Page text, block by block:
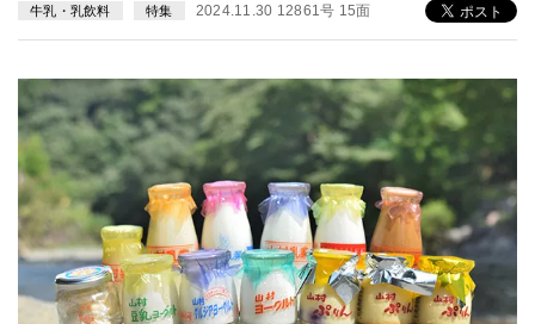
牛乳・乳飲料 特集 2024.11.30 12861号 15面